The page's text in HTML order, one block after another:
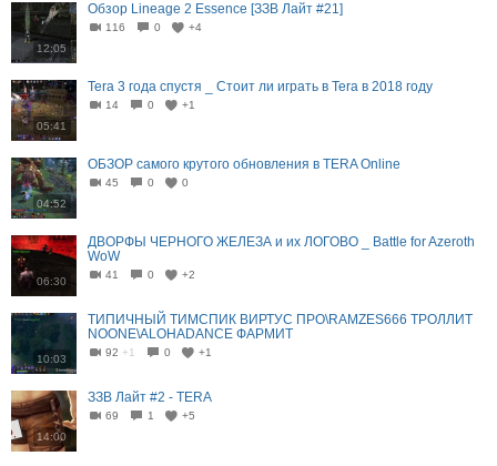
12:05
Обзор Lineage 2 Essence [ЗЗВ Лайт #21]
116 0 +4
05:41
Tera 3 года спустя _ Стоит ли играть в Tera в 2018 году
14 0 +1
04:52
ОБЗОР самого крутого обновления в TERA Online
45 0 0
06:30
ДВОРФЫ ЧЕРНОГО ЖЕЛЕЗА и их ЛОГОВО _ Battle for Azeroth
WoW
41 0 +2
10:03
ТИПИЧНЫЙ ТИМСПИК ВИРТУС ПРО\RAMZES666 ТРОЛЛИТ
NOONE\ALOHADANCE ФАРМИТ
92 +1 0 +1
14:00
ЗЗВ Лайт #2 - TERA
69 1 +5